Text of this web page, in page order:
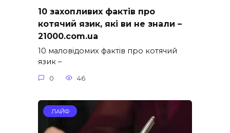
10 захопливих фактів про
котячий язик, які ви не знали –
21000.com.ua
10 маловідомих фактів про котячий
язик –
0 46
ЛАЙФ